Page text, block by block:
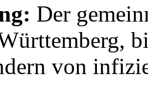
Der
von